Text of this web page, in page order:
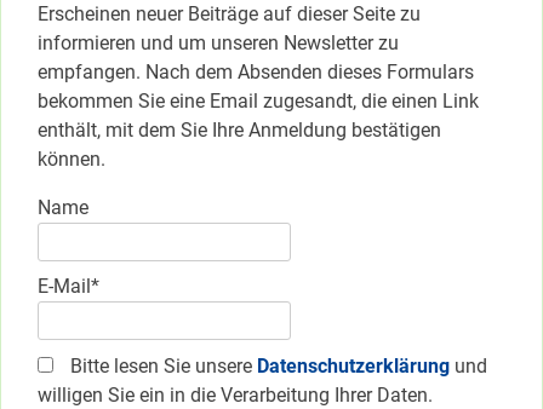
Erscheinen neuer Beiträge auf dieser Seite zu
informieren und um unseren Newsletter zu
empfangen. Nach dem Absenden dieses Formulars
bekommen Sie eine Email zugesandt, die einen Link
enthält, mit dem Sie Ihre Anmeldung bestätigen
können.
Name
E-Mail*
Bitte lesen Sie unsere Datenschutzerklärung und
willigen Sie ein in die Verarbeitung Ihrer Daten.